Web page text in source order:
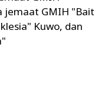
jemaat GMIH "Bait
Kuwo, dan